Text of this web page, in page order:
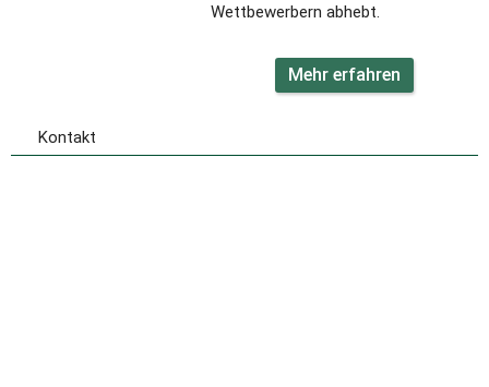
Wettbewerbern abhebt.
Mehr erfahren
Kontakt